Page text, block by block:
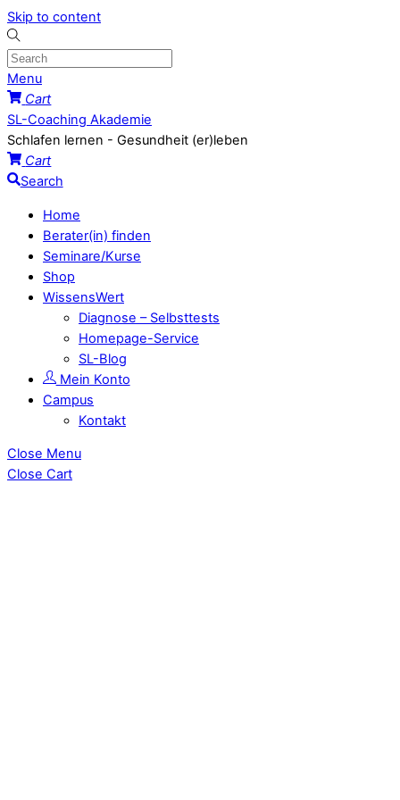
Skip to content
Menu
Cart
SL-Coaching Akademie
Schlafen lernen - Gesundheit (er)leben
Cart
Search
Home
Berater(in) finden
Seminare/Kurse
Shop
WissensWert
Diagnose – Selbsttests
Homepage-Service
SL-Blog
Mein Konto
Campus
Kontakt
Close Menu
Close Cart